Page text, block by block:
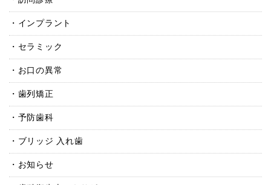
インプラント
セラミック
お口の異常
歯列矯正
予防歯科
ブリッジ 入れ歯
お知らせ